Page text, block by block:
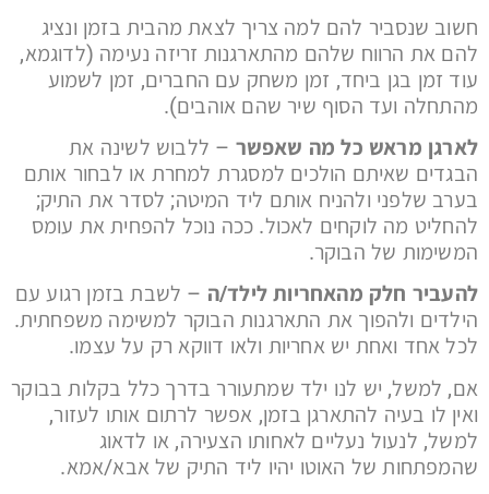
חשוב שנסביר להם למה צריך לצאת מהבית בזמן ונציג
להם את הרווח שלהם מהתארגנות זריזה נעימה (לדוגמא,
עוד זמן בגן ביחד, זמן משחק עם החברים, זמן לשמוע
מהתחלה ועד הסוף שיר שהם אוהבים).
לארגן מראש כל מה שאפשר – ללבוש לשינה את
הבגדים שאיתם הולכים למסגרת למחרת או לבחור אותם
בערב שלפני ולהניח אותם ליד המיטה; לסדר את התיק;
להחליט מה לוקחים לאכול. ככה נוכל להפחית את עומס
המשימות של הבוקר.
להעביר חלק מהאחריות לילד/ה – לשבת בזמן רגוע עם
הילדים ולהפוך את התארגנות הבוקר למשימה משפחתית.
לכל אחד ואחת יש אחריות ולאו דווקא רק על עצמו.
אם, למשל, יש לנו ילד שמתעורר בדרך כלל בקלות בבוקר
ואין לו בעיה להתארגן בזמן, אפשר לרתום אותו לעזור,
למשל, לנעול נעליים לאחותו הצעירה, או לדאוג
שהמפתחות של האוטו יהיו ליד התיק של אבא/אמא.